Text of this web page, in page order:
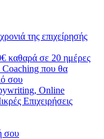
της επιχείρησής
καθαρά σε 20 ημέρες
Coaching που θα
σου
Online
Επιχειρήσεις
σου